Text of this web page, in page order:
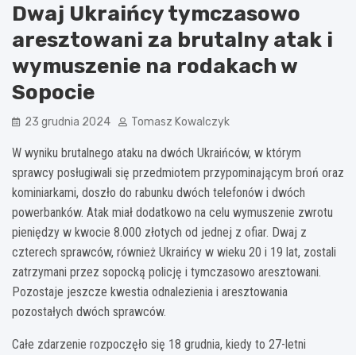
Dwaj Ukraińcy tymczasowo
aresztowani za brutalny atak i
wymuszenie na rodakach w
Sopocie
23 grudnia 2024 Tomasz Kowalczyk
W wyniku brutalnego ataku na dwóch Ukraińców, w którym
sprawcy posługiwali się przedmiotem przypominającym broń oraz
kominiarkami, doszło do rabunku dwóch telefonów i dwóch
powerbanków. Atak miał dodatkowo na celu wymuszenie zwrotu
pieniędzy w kwocie 8.000 złotych od jednej z ofiar. Dwaj z
czterech sprawców, również Ukraińcy w wieku 20 i 19 lat, zostali
zatrzymani przez sopocką policję i tymczasowo aresztowani.
Pozostaje jeszcze kwestia odnalezienia i aresztowania
pozostałych dwóch sprawców.
Całe zdarzenie rozpoczęło się 18 grudnia, kiedy to 27-letni